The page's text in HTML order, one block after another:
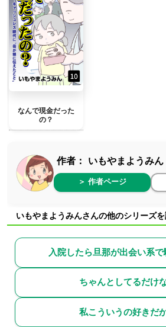
なんで現金だった
の？
作者： いもやまようみん
＞ 作者ページ
いもやまようみんさんの他のシリーズ
入院したら旦那が出会い系
ちゃんとしてるだけ
私こういうの好きだ